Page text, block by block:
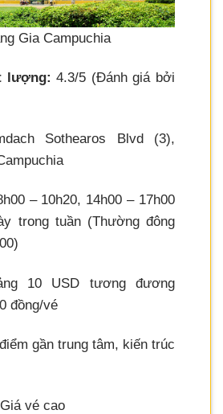
Gia Campuchia
lượng: 4.3/5 (Đánh giá bởi
Sothearos Blvd (3),
– 10h20, 14h00 – 17h00
trong tuần (Thường đông
10 USD tương đương
đồng/vé
gần trung tâm, kiến trúc
Giá vé cao